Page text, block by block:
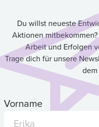
Du willst neueste
Aktionen
Arbeit und Erfolgen
Trage dich für unsere
Vorname